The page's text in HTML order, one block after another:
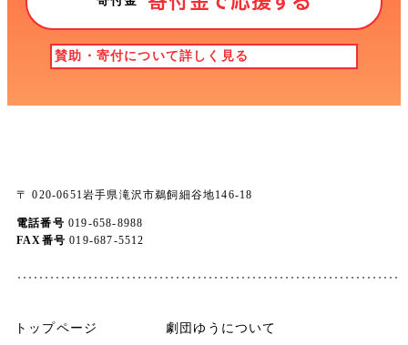
賛助・寄付について詳しく見る
〒 020-0651 岩手県滝沢市鵜飼細谷地146-18
電話番号 019-658-8988
FAX番号 019-687-5512
トップページ 劇団ゆうについて